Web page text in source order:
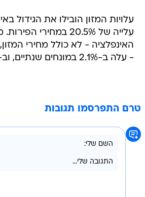
עלויות המזון הובילו את הגידול
עלייה של 20.5% במחירי
האינפלציה - לא כולל מחירי
- עלה ב-2.1% במונחים שנתיים, וב-0.7% ברבעון.
טרם התפרסמו תגובות